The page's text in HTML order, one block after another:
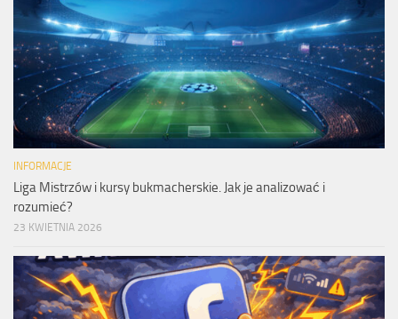
INFORMACJE
Liga Mistrzów i kursy bukmacherskie. Jak je analizować i
rozumieć?
23 KWIETNIA 2026